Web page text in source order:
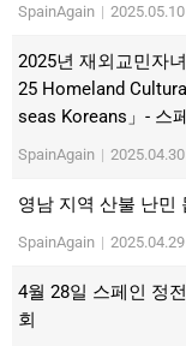
SpainAgain | 2025.05.10
2025년 재외교민자
25 Homeland
seas Koreans」- 스
SpainAgain | 2025.04.30
영남 지역 산불 난민
SpainAgain | 2025.04.29
4월 28일 스페인 정
회